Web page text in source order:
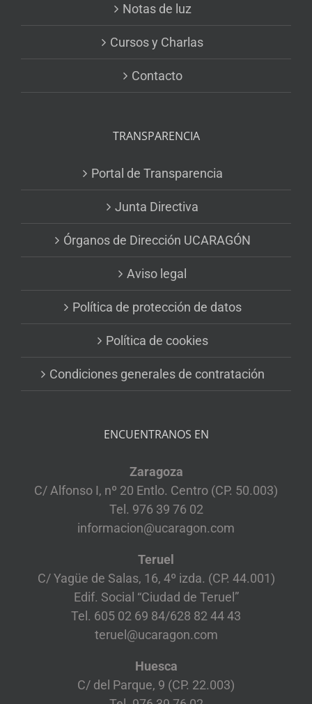
Notas de luz
Cursos y Charlas
Contacto
TRANSPARENCIA
Portal de Transparencia
Junta Directiva
Órganos de Dirección UCARAGÓN
Aviso legal
Política de protección de datos
Política de cookies
Condiciones generales de contratación
ENCUENTRANOS EN
Zaragoza
C/ Alfonso I, nº 20 Entlo. Centro (CP. 50.003)
Tel. 976 39 76 02
informacion@ucaragon.com
Teruel
C/ Yagüe de Salas, 16, 4º izda. (CP. 44.001)
Edif. Social “Ciudad de Teruel”
Tel. 605 02 69 84/628 82 44 43
teruel@ucaragon.com
Huesca
C/ del Parque, 9 (CP. 22.003)